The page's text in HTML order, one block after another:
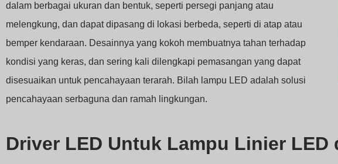
dalam berbagai ukuran dan bentuk, seperti persegi panjang atau
melengkung, dan dapat dipasang di lokasi berbeda, seperti di atap atau
bemper kendaraan. Desainnya yang kokoh membuatnya tahan terhadap
kondisi yang keras, dan sering kali dilengkapi pemasangan yang dapat
disesuaikan untuk pencahayaan terarah. Bilah lampu LED adalah solusi
pencahayaan serbaguna dan ramah lingkungan.
Driver LED Untuk Lampu Linier